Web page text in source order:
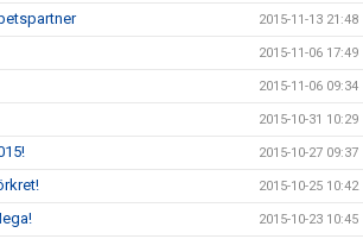
2015-11-13 21:48
2015-11-06 17:49
2015-11-06 09:34
2015-10-31 10:29
2015-10-27 09:37
2015-10-25 10:42
2015-10-23 10:45